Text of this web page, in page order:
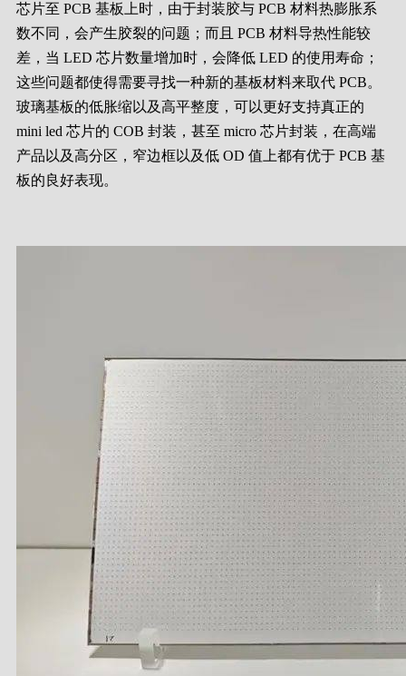
芯片至 PCB 基板上时，由于封装胶与 PCB 材料热膨胀系
数不同，会产生胶裂的问题；而且 PCB 材料导热性能较
差，当 LED 芯片数量增加时，会降低 LED 的使用寿命；
这些问题都使得需要寻找一种新的基板材料来取代 PCB。
玻璃基板的低胀缩以及高平整度，可以更好支持真正的
mini led 芯片的 COB 封装，甚至 micro 芯片封装，在高端
产品以及高分区，窄边框以及低 OD 值上都有优于 PCB 基
板的良好表现。